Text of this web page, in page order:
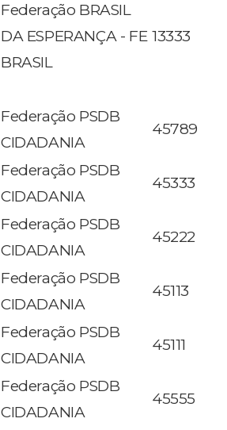
Federação BRASIL
DA ESPERANÇA - FE
BRASIL
13333
Federação PSDB
CIDADANIA
45789
Federação PSDB
CIDADANIA
45333
Federação PSDB
CIDADANIA
45222
Federação PSDB
CIDADANIA
45113
Federação PSDB
CIDADANIA
45111
Federação PSDB
CIDADANIA
45555